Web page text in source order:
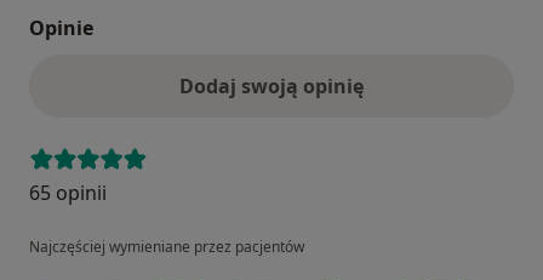
Opinie
Dodaj swoją opinię
65 opinii
Najczęściej wymieniane przez pacjentów